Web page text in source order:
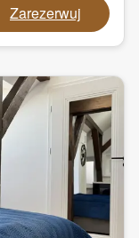
Zarezerwuj